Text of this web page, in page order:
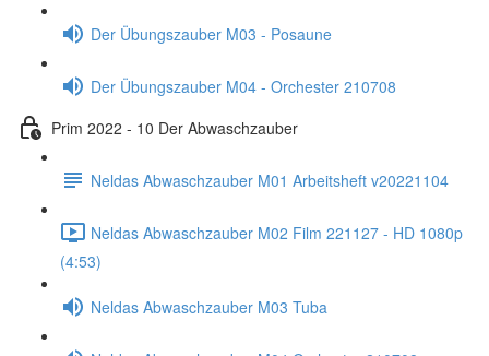
Der Übungszauber M03 - Posaune
Der Übungszauber M04 - Orchester 210708
Prim 2022 - 10 Der Abwaschzauber
Neldas Abwaschzauber M01 Arbeitsheft v20221104
Neldas Abwaschzauber M02 Film 221127 - HD 1080p
(4:53)
Neldas Abwaschzauber M03 Tuba